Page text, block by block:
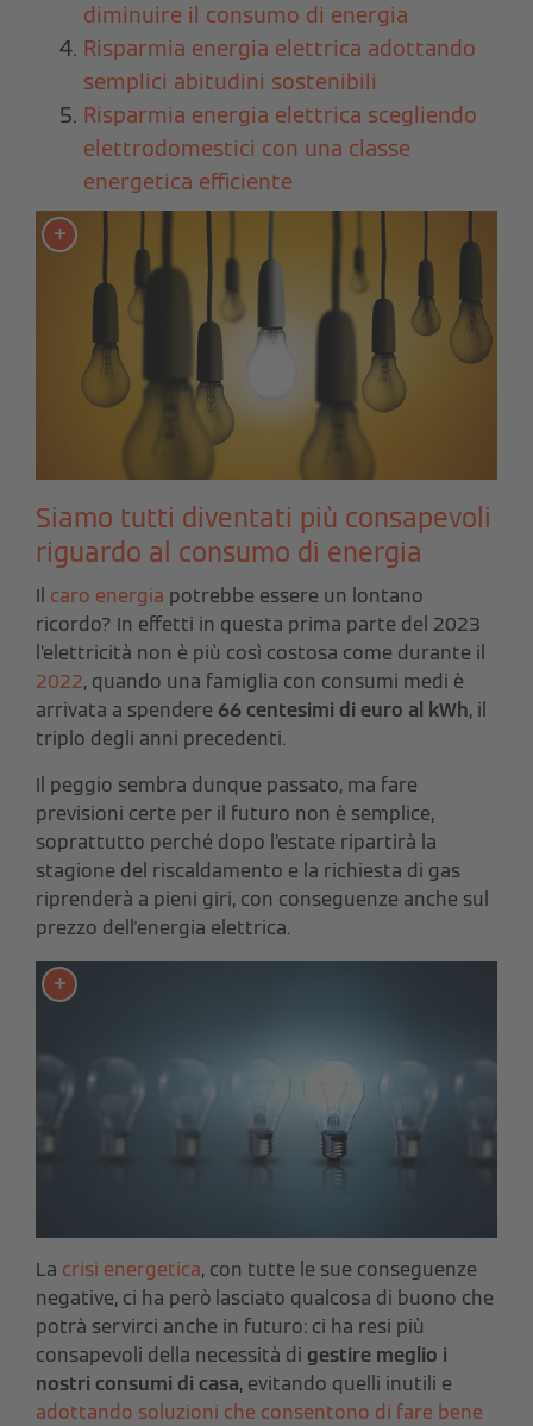
diminuire il consumo di energia
Risparmia energia elettrica adottando
semplici abitudini sostenibili
Risparmia energia elettrica scegliendo
elettrodomestici con una classe
energetica efficiente
Siamo tutti diventati più consapevoli
riguardo al consumo di energia
Il caro energia potrebbe essere un lontano
ricordo? In effetti in questa prima parte del 2023
l’elettricità non è più così costosa come durante il
2022, quando una famiglia con consumi medi è
arrivata a spendere 66 centesimi di euro al kWh, il
triplo degli anni precedenti.
Il peggio sembra dunque passato, ma fare
previsioni certe per il futuro non è semplice,
soprattutto perché dopo l’estate ripartirà la
stagione del riscaldamento e la richiesta di gas
riprenderà a pieni giri, con conseguenze anche sul
prezzo dell'energia elettrica.
La crisi energetica, con tutte le sue conseguenze
negative, ci ha però lasciato qualcosa di buono che
potrà servirci anche in futuro: ci ha resi più
consapevoli della necessità di gestire meglio i
nostri consumi di casa, evitando quelli inutili e
adottando soluzioni che consentono di fare bene